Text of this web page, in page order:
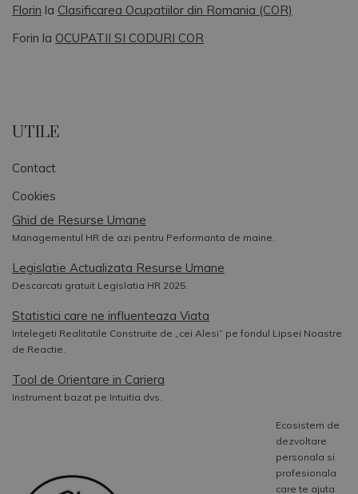
Florin la Clasificarea Ocupatiilor din Romania (COR)
Forin la OCUPATII SI CODURI COR
UTILE
Contact
Cookies
Ghid de Resurse Umane
Managementul HR de azi pentru Performanta de maine.
Legislatie Actualizata Resurse Umane
Descarcati gratuit Legislatia HR 2025.
Statistici care ne influenteaza Viata
Intelegeti Realitatile Construite de „cei Alesi” pe fondul Lipsei Noastre
de Reactie.
Tool de Orientare in Cariera
Instrument bazat pe Intuitia dvs.
Ecosistem de
dezvoltare
personala si
profesionala
care te ajuta